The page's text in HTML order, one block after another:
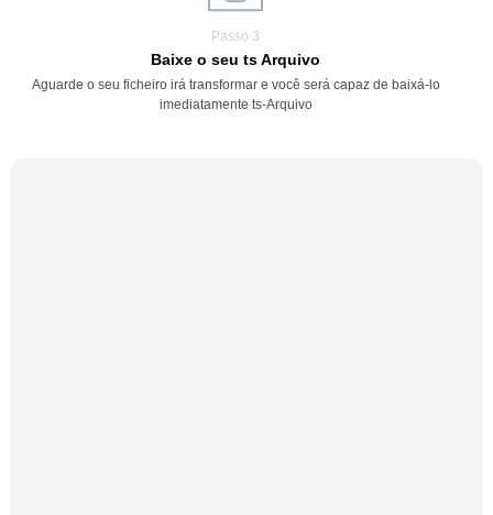
Passo 3
Baixe o seu ts Arquivo
Aguarde o seu ficheiro irá transformar e você será capaz de baixá-lo
imediatamente ts-Arquivo